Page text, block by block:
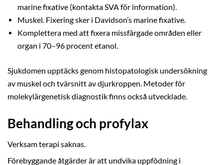
marine fixative (kontakta SVA för information).
Muskel. Fixering sker i Davidson’s marine fixative.
Komplettera med att fixera missfärgade områden eller
organ i 70–96 procent etanol.
Sjukdomen upptäcks genom histopatologisk undersökning
av muskel och tvärsnitt av djurkroppen. Metoder för
molekylärgenetisk diagnostik finns också utvecklade.
Behandling och profylax
Verksam terapi saknas.
Förebyggande åtgärder är att undvika uppfödning i